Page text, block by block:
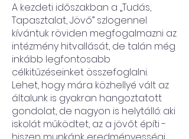
A kezdeti időszakban a „Tudás,
Tapasztalat, Jövő” szlogennel
kívántuk röviden megfogalmazni az
intézmény hitvallását, de talán még
inkább legfontosabb
célkitűzéseinket összefoglalni.
Lehet, hogy mára közhellyé vált az
általunk is gyakran hangoztatott
gondolat, de nagyon is helytálló: aki
iskolát működtet, az a jövőt építi -